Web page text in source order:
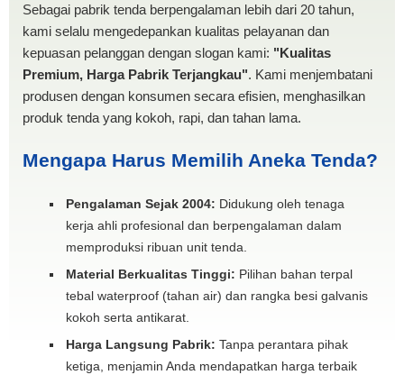
Sebagai pabrik tenda berpengalaman lebih dari 20 tahun,
kami selalu mengedepankan kualitas pelayanan dan
kepuasan pelanggan dengan slogan kami: "Kualitas
Premium, Harga Pabrik Terjangkau". Kami menjembatani
produsen dengan konsumen secara efisien, menghasilkan
produk tenda yang kokoh, rapi, dan tahan lama.
Mengapa Harus Memilih Aneka Tenda?
Pengalaman Sejak 2004: Didukung oleh tenaga
kerja ahli profesional dan berpengalaman dalam
memproduksi ribuan unit tenda.
Material Berkualitas Tinggi: Pilihan bahan terpal
tebal waterproof (tahan air) dan rangka besi galvanis
kokoh serta antikarat.
Harga Langsung Pabrik: Tanpa perantara pihak
ketiga, menjamin Anda mendapatkan harga terbaik